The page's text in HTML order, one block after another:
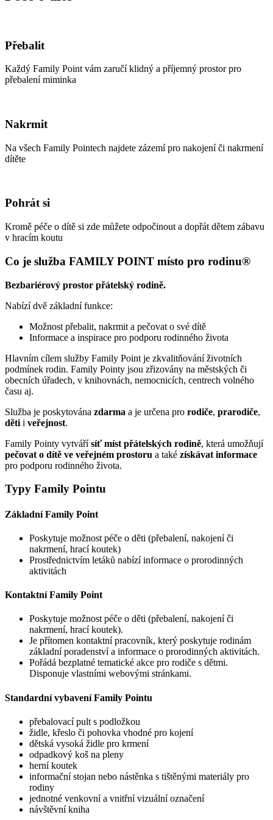
Přebalit
Každý Family Point vám zaručí klidný a příjemný prostor pro
přebalení miminka
Nakrmit
Na všech Family Pointech najdete zázemí pro nakojení či nakrmení
dítěte
Pohrát si
Kromě péče o dítě si zde můžete odpočinout a dopřát dětem zábavu
v hracím koutu
Co je služba FAMILY POINT místo pro rodinu®
Bezbariérový prostor přátelský rodině.
Nabízí dvě základní funkce:
Možnost přebalit, nakrmit a pečovat o své dítě
Informace a inspirace pro podporu rodinného života
Hlavním cílem služby Family Point je zkvalitňování životních
podmínek rodin. Family Pointy jsou zřizovány na městských či
obecních úřadech, v knihovnách, nemocnicích, centrech volného
času aj.
Služba je poskytována zdarma a je určena pro rodiče, prarodiče,
děti i veřejnost.
Family Pointy vytvářísíť míst přátelských rodině, která umožňují
pečovat o dítě ve veřejném prostoru a také získávat informace
pro podporu rodinného života.
Typy Family Pointu
Základní Family Point
Poskytuje možnost péče o děti (přebalení, nakojení či
nakrmení, hrací koutek)
Prostřednictvím letáků nabízí informace o prorodinných
aktivitách
Kontaktní Family Point
Poskytuje možnost péče o děti (přebalení, nakojení či
nakrmení, hrací koutek).
Je přítomen kontaktní pracovník, který poskytuje rodinám
základní poradenství a informace o prorodinných aktivitách.
Pořádá bezplatné tematické akce pro rodiče s dětmi.
Disponuje vlastními webovými stránkami.
Standardní vybavení Family Pointu
přebalovací pult s podložkou
židle, křeslo či pohovka vhodné pro kojení
dětská vysoká židle pro krmení
odpadkový koš na pleny
herní koutek
informační stojan nebo nástěnka s tištěnými materiály pro
rodiny
jednotné venkovní a vnitřní vizuální označení
návštěvní kniha